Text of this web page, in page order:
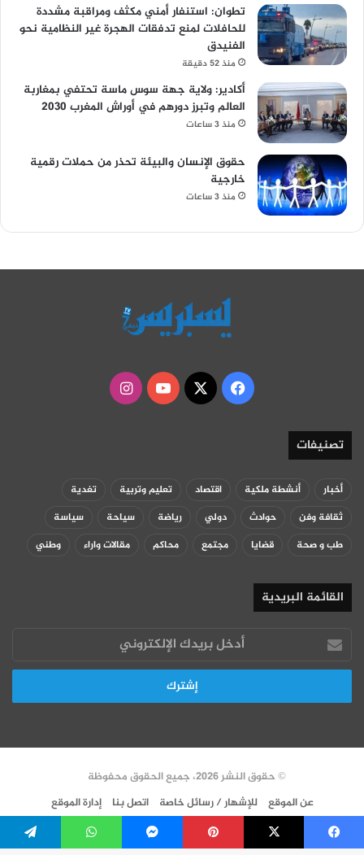
تطوان: استنفار أمني مكثف ومراقبة مشددة
للحافلات لمنع تدفقات الهجرة غير النظامية نحو
الفنيدق
منذ 52 دقيقة
أكادير: ولاية جهة سوس ماسة تحتفي بمغاربة
العالم وتبرز دورهم في أوراش المغرب 2030
منذ 3 ساعات
حقوق الإنسان والبيئة تحذر من حملات رقمية
خارجية
منذ 3 ساعات
فيسبوك
‫X
‫YouTubeانستقرام
تصنيفات
أخبار أنشطة ملكية اقتصاد تعليم وتربية
تغدية
ثقافة وفن
حوادث دولي رياضة سياحة
سياسة
طب و صحة
قضايا مجتمع محاكم مقالات واراء وطني
القائمة البريدية
أدخل
بريدك
الإلكتروني
© حقوق النشر 2026، جميع الحقوق محفوظة
عن الموقع
للإشهار / رسائل خاصة اتصل بنا
إدارة الموقع
سياسة الخصوصية
VERSION FR
فيسبوك
‫X بينتيريست ماسنجر واتساب تيلقرام